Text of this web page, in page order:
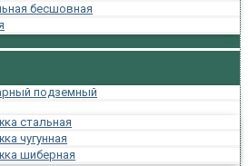
бесшовная
подземный
стальная
чугунная
шиберная